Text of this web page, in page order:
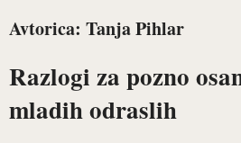
Avtorica: Tanja Pihlar
Razlogi za pozno
mladih odraslih